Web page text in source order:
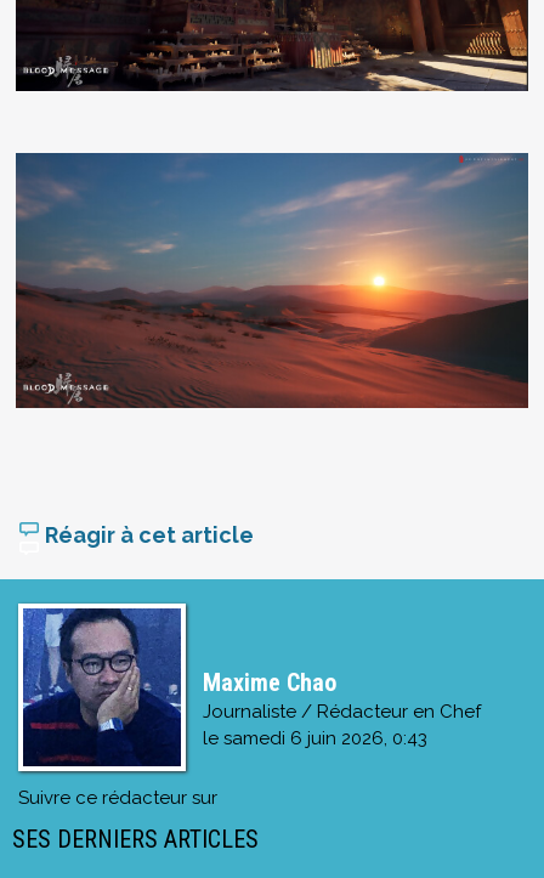
Réagir à cet article
Maxime Chao
Journaliste / Rédacteur en Chef
le samedi 6 juin 2026, 0:43
Suivre ce rédacteur sur
SES DERNIERS ARTICLES